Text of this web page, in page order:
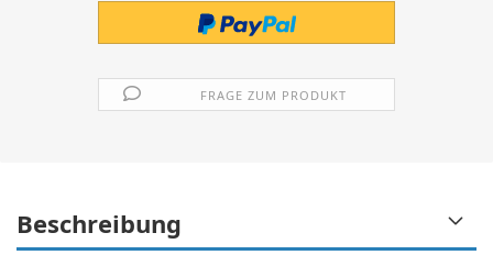
FRAGE ZUM PRODUKT
Beschreibung